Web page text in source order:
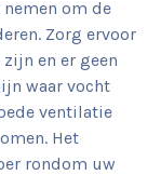
om de
Zorg ervoor
en er geen
waar vocht
ventilatie
Het
rondom uw